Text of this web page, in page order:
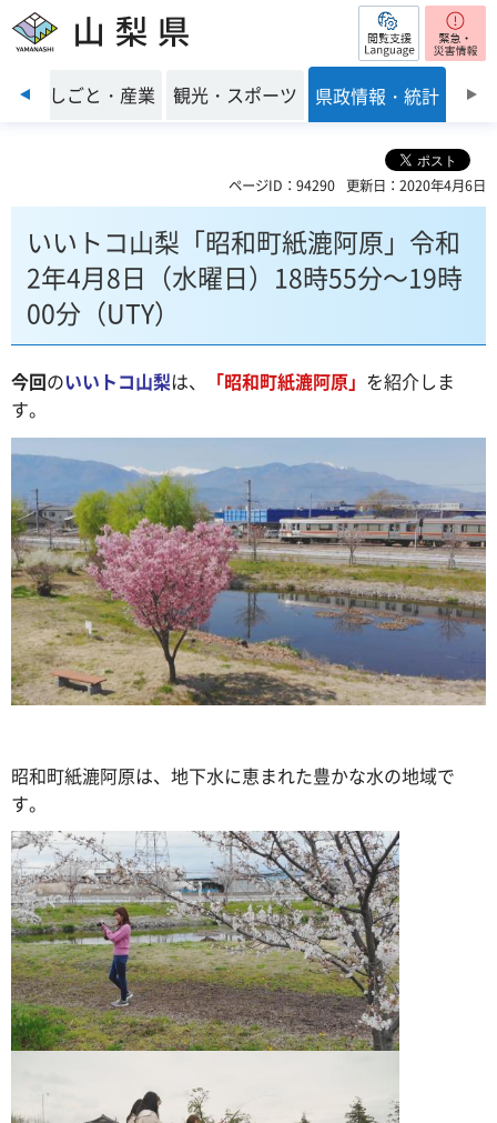
山梨県 閲覧支援
前のスライドを表示
境 しごと・産業 観光・スポーツ 県政情報・統計
ページID：94290 更新日：2020年4月6日
いいトコ山梨「昭和町紙漉阿原」令和
2年4月8日（水曜日）18時55分～19時
00分（UTY）
今回のいいトコ山梨は、 「昭和町紙漉阿原」 を紹介しま
す。
昭和町紙漉阿原は、地下水に恵まれた豊かな水の地域で
す。